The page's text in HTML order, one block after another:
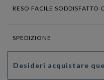
RESO FACILE SODDISFATTO
SPEDIZIONE
Desideri acquistare